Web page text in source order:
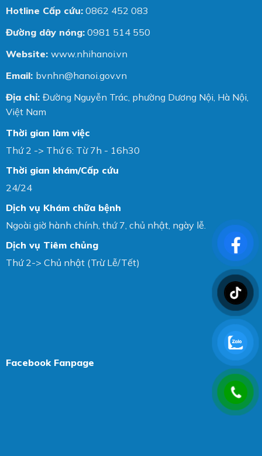
Hotline Cấp cứu: 0862 452 083
Đường dây nóng: 0981 514 550
Website: www.nhihanoi.vn
Email: bvnhn@hanoi.gov.vn
Địa chỉ: Đường Nguyễn Trác, phường Dương Nội, Hà Nội,
Việt Nam
Thời gian làm việc
Thứ 2 -> Thứ 6: Từ 7h - 16h30
Thời gian khám/Cấp cứu
24/24
Dịch vụ Khám chữa bệnh
Ngoài giờ hành chính, thứ 7, chủ nhật, ngày lễ.
Dịch vụ Tiêm chủng
Thứ 2-> Chủ nhật (Trừ Lễ/Tết)
Facebook Fanpage